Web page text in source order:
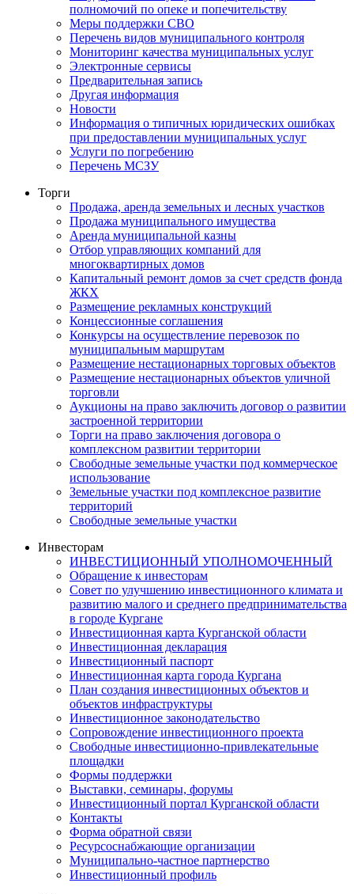
полномочий по опеке и попечительству
Меры поддержки СВО
Перечень видов муниципального контроля
Мониторинг качества муниципальных услуг
Электронные сервисы
Предварительная запись
Другая информация
Новости
Информация о типичных юридических ошибках
при предоставлении муниципальных услуг
Услуги по погребению
Перечень МСЗУ
Торги
Продажа, аренда земельных и лесных участков
Продажа муниципального имущества
Аренда муниципальной казны
Отбор управляющих компаний для
многоквартирных домов
Капитальный ремонт домов за счет средств фонда
ЖКХ
Размещение рекламных конструкций
Концессионные соглашения
Конкурсы на осуществление перевозок по
муниципальным маршрутам
Размещение нестационарных торговых объектов
Размещение нестационарных объектов уличной
торговли
Аукционы на право заключить договор о развитии
застроенной территории
Торги на право заключения договора о
комплексном развитии территории
Свободные земельные участки под коммерческое
использование
Земельные участки под комплексное развитие
территорий
Свободные земельные участки
Инвесторам
ИНВЕСТИЦИОННЫЙ УПОЛНОМОЧЕННЫЙ
Обращение к инвесторам
Совет по улучшению инвестиционного климата и
развитию малого и среднего предпринимательства
в городе Кургане
Инвестиционная карта Курганской области
Инвестиционная декларация
Инвестиционный паспорт
Инвестиционная карта города Кургана
План создания инвестиционных объектов и
объектов инфраструктуры
Инвестиционное законодательство
Сопровождение инвестиционного проекта
Свободные инвестиционно-привлекательные
площадки
Формы поддержки
Выставки, семинары, форумы
Инвестиционный портал Курганской области
Контакты
Форма обратной связи
Ресурсоснабжающие организации
Муниципально-частное партнерство
Инвестиционный профиль